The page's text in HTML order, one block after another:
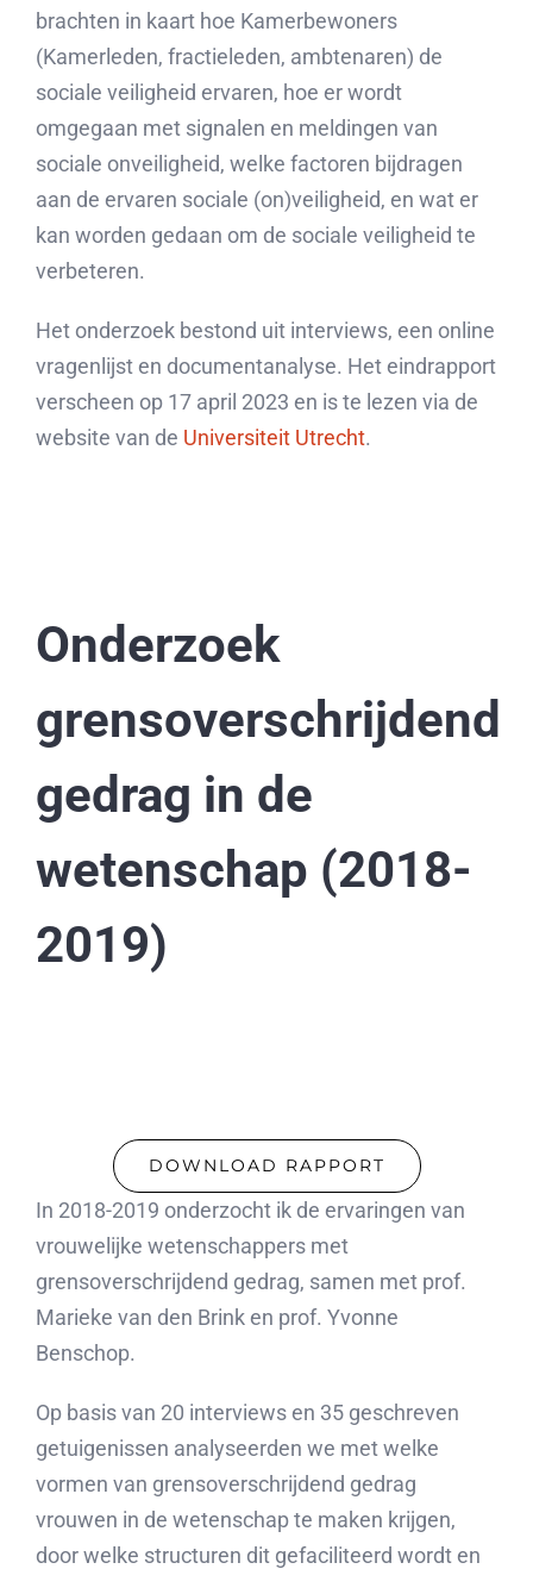
brachten in kaart hoe Kamerbewoners
(Kamerleden, fractieleden, ambtenaren) de
sociale veiligheid ervaren, hoe er wordt
omgegaan met signalen en meldingen van
sociale onveiligheid, welke factoren bijdragen
aan de ervaren sociale (on)veiligheid, en wat er
kan worden gedaan om de sociale veiligheid te
verbeteren.
Het onderzoek bestond uit interviews, een online
vragenlijst en documentanalyse. Het eindrapport
verscheen op 17 april 2023 en is te lezen via de
website van de Universiteit Utrecht.
Onderzoek
grensoverschrijdend
gedrag in de
wetenschap (2018-
2019)
DOWNLOAD RAPPORT
In 2018-2019 onderzocht ik de ervaringen van
vrouwelijke wetenschappers met
grensoverschrijdend gedrag, samen met prof.
Marieke van den Brink en prof. Yvonne
Benschop.
Op basis van 20 interviews en 35 geschreven
getuigenissen analyseerden we met welke
vormen van grensoverschrijdend gedrag
vrouwen in de wetenschap te maken krijgen,
door welke structuren dit gefaciliteerd wordt en